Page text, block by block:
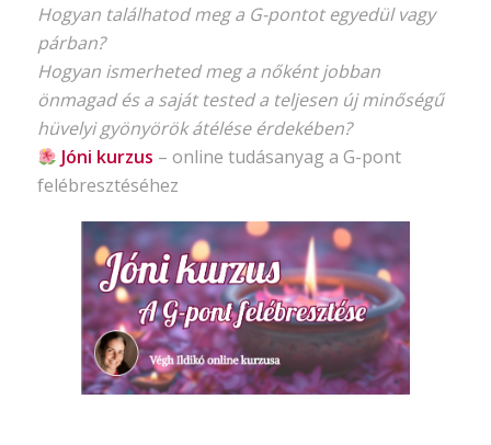
Hogyan találhatod meg a G-pontot egyedül vagy
párban?
Hogyan ismerheted meg a nőként jobban
önmagad és a saját tested a teljesen új minőségű
hüvelyi gyönyörök átélése érdekében?
Jóni kurzus – online tudásanyag a G-pont
felébresztéséhez